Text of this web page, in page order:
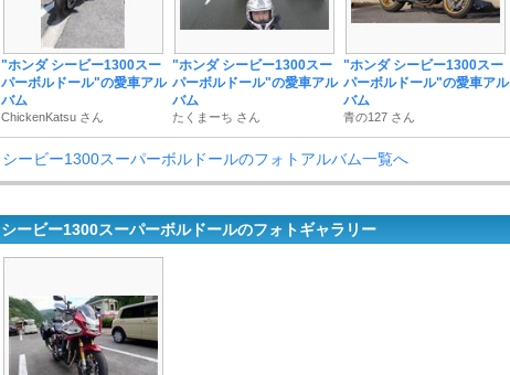
"ホンダ シービー1300スー
パーボルドール"の愛車アル
バム
ChickenKatsu さん
"ホンダ シービー1300スー
パーボルドール"の愛車アル
バム
たくまーち さん
"ホンダ シービー1300スー
パーボルドール"の愛車アル
バム
青の127 さん
シービー1300スーパーボルドールのフォトアルバム一覧へ
シービー1300スーパーボルドールのフォトギャラリー